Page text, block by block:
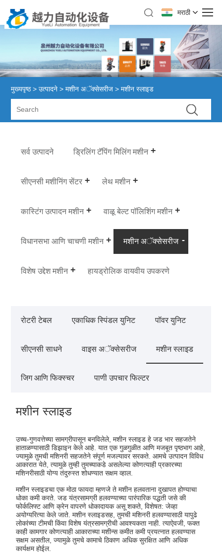
मराठी
मुख्यपृष्ठ > उत्पादने >मशीन अॅक्सेसरीज > मशीन स्लाइड
सर्व उत्पादने ड्रिलिंग टॅपिंग मिलिंग मशीन
सीएनसी मशीनिंग सेंटर लेथ मशीन
कास्टिंग उत्पादन मशीन वाळू बेल्ट पॉलिशिंग मशीन
विधानसभा आणि चाचणी मशीन मशीन अॅक्सेसरीज
विशेष उद्देश मशीन हायड्रोलिक वायवीय उपकरणे
रोटरी टेबल एकाधिक स्पिंडल युनिट पॉवर युनिट
सीएनसी साधने वाइस अॅक्सेसरीज मशीन स्लाइड
जिग आणि फिक्स्चर पाणी उपचार फिल्टर
मशीन स्लाइड
उच्च-गुणवत्तेच्या सामग्रीपासून बनविलेले, मशीन स्लाइड हे जड भार सहजतेने
हाताळण्यासाठी डिझाइन केले आहे. यात एक गुळगुळीत आणि मजबूत पृष्ठभाग आहे,
ज्यामुळे तुमची मशिनरी सहजतेने संपूर्ण मजल्यावर सरकते. आमचे उत्पादन विविध
आकारात येते, त्यामुळे तुम्ही तुमच्याकडे असलेल्या कोणत्याही प्रकारच्या
मशिनरीसाठी योग्य तंदुरुस्त शोधण्यात सक्षम व्हाल.
मशीन स्लाइडचा एक मोठा फायदा म्हणजे ते मशीन हलवताना दुखापत होण्याचा
धोका कमी करते. जड यंत्रसामग्री हलवण्याच्या पारंपारिक पद्धती जसे की
फोर्कलिफ्ट आणि क्रेन वापरणे धोकादायक असू शकते, विशेषत: जेव्हा
अयोग्यरित्या केले जाते. मशीन स्लाइडसह, तुमची मशिनरी हलवण्यासाठी यापुढे
लोकांच्या टीमची किंवा विशेष यंत्रसामग्रीची आवश्यकता नाही. त्याऐवजी, फक्त
काही कामगार कोणत्याही आकाराच्या मशीन्स कमीत कमी प्रयत्नात हलवण्यास
सक्षम असतील, ज्यामुळे तुमचे कामाचे ठिकाण अधिक सुरक्षित आणि अधिक
कार्यक्षम होईल.